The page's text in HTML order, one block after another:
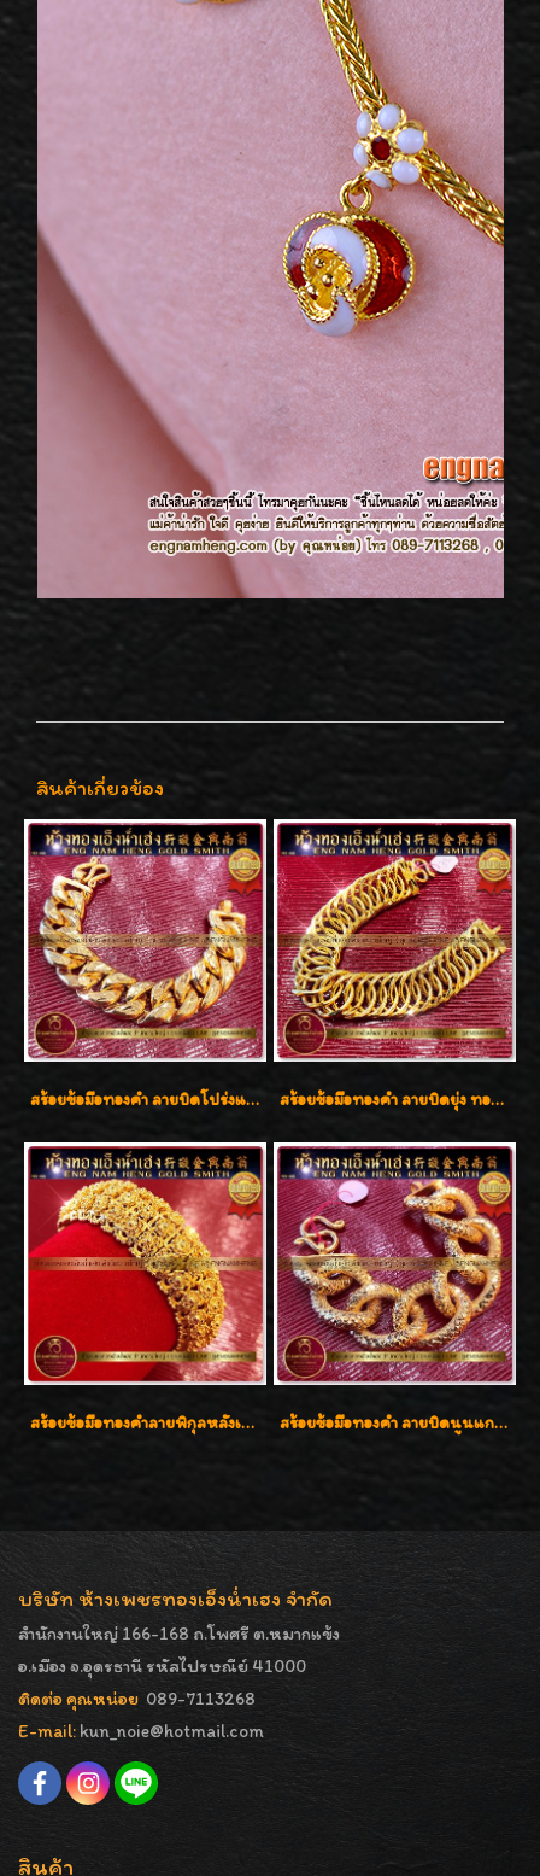
สินค้าเกี่ยวข้อง
สร้อยข้อมือทองคำ ลายบิดโปร่งแกะลาย ทองคำ 96.5% น้ำหนัก 5 บาท สวยค่ะ สร้อยข้อมือทองคำ ลายบิดยุ่ง ทองคำ 96.5% น้ำหนัก 3 บาท สวยน่าสะสมค่ะ
สร้อยข้อมือทองคำลายพิกุลหลังเต่า น้ำหนัก 86.6g ( 5.71 บาท ) หน้ากว้าง 20 มิล สร้อยข้อมือทองคำ ลายบิดนูนแกะลาย ทองคำ 96.5% น้ำหนัก 5 บาท สวยค่ะ
บริษัท ห้างเพชรทองเอ็งน่ำเฮง จำกัด
สำนักงานใหญ่ 166-168 ถ.โพศรี ต.หมากแข้ง
อ.เมือง จ.อุดรธานี รหัสไปรษณีย์ 41000
ติดต่อ คุณหน่อย 089-7113268
E-mail: kun_noie@hotmail.com
สินค้า